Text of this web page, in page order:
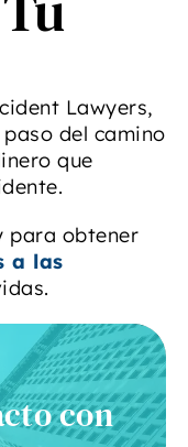
Lawyers,
del camino
que
para obtener
a las
con